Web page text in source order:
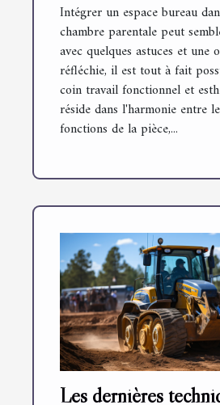
Intégrer un espace bureau
chambre parentale peut
avec quelques astuces et une
réfléchie, il est tout à fait
coin travail fonctionnel et
réside dans l'harmonie entre
fonctions de la pièce,...
Les dernières